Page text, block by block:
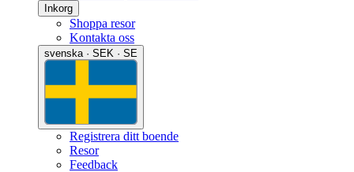
Inkorg
Shoppa resor
Kontakta oss
svenska · SEK · SE
Registrera ditt boende
Resor
Feedback